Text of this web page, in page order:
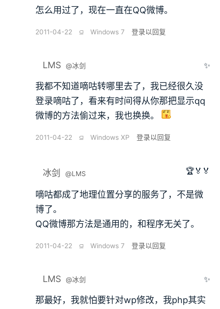
怎么用过了，现在一直在QQ微博。
2011-04-22 ⫑ Windows 7 登录以回复
LMS @冰剑 ✨
我都不知道嘀咕转哪里去了，我已经很久没
登录嘀咕了，看来有时间得从你那把显示qq
微博的方法偷过来，我也换换。
2011-04-22 ⫑ Windows XP 登录以回复
冰剑 @LMS 🏆🏅🏅
嘀咕都成了地理位置分享的服务了，不是微
博了。
QQ微博那方法是通用的，和程序无关了。
2011-04-22 ⫑ Windows 7 登录以回复
LMS @冰剑 ✨
那最好，我就怕要针对wp修改，我php其实